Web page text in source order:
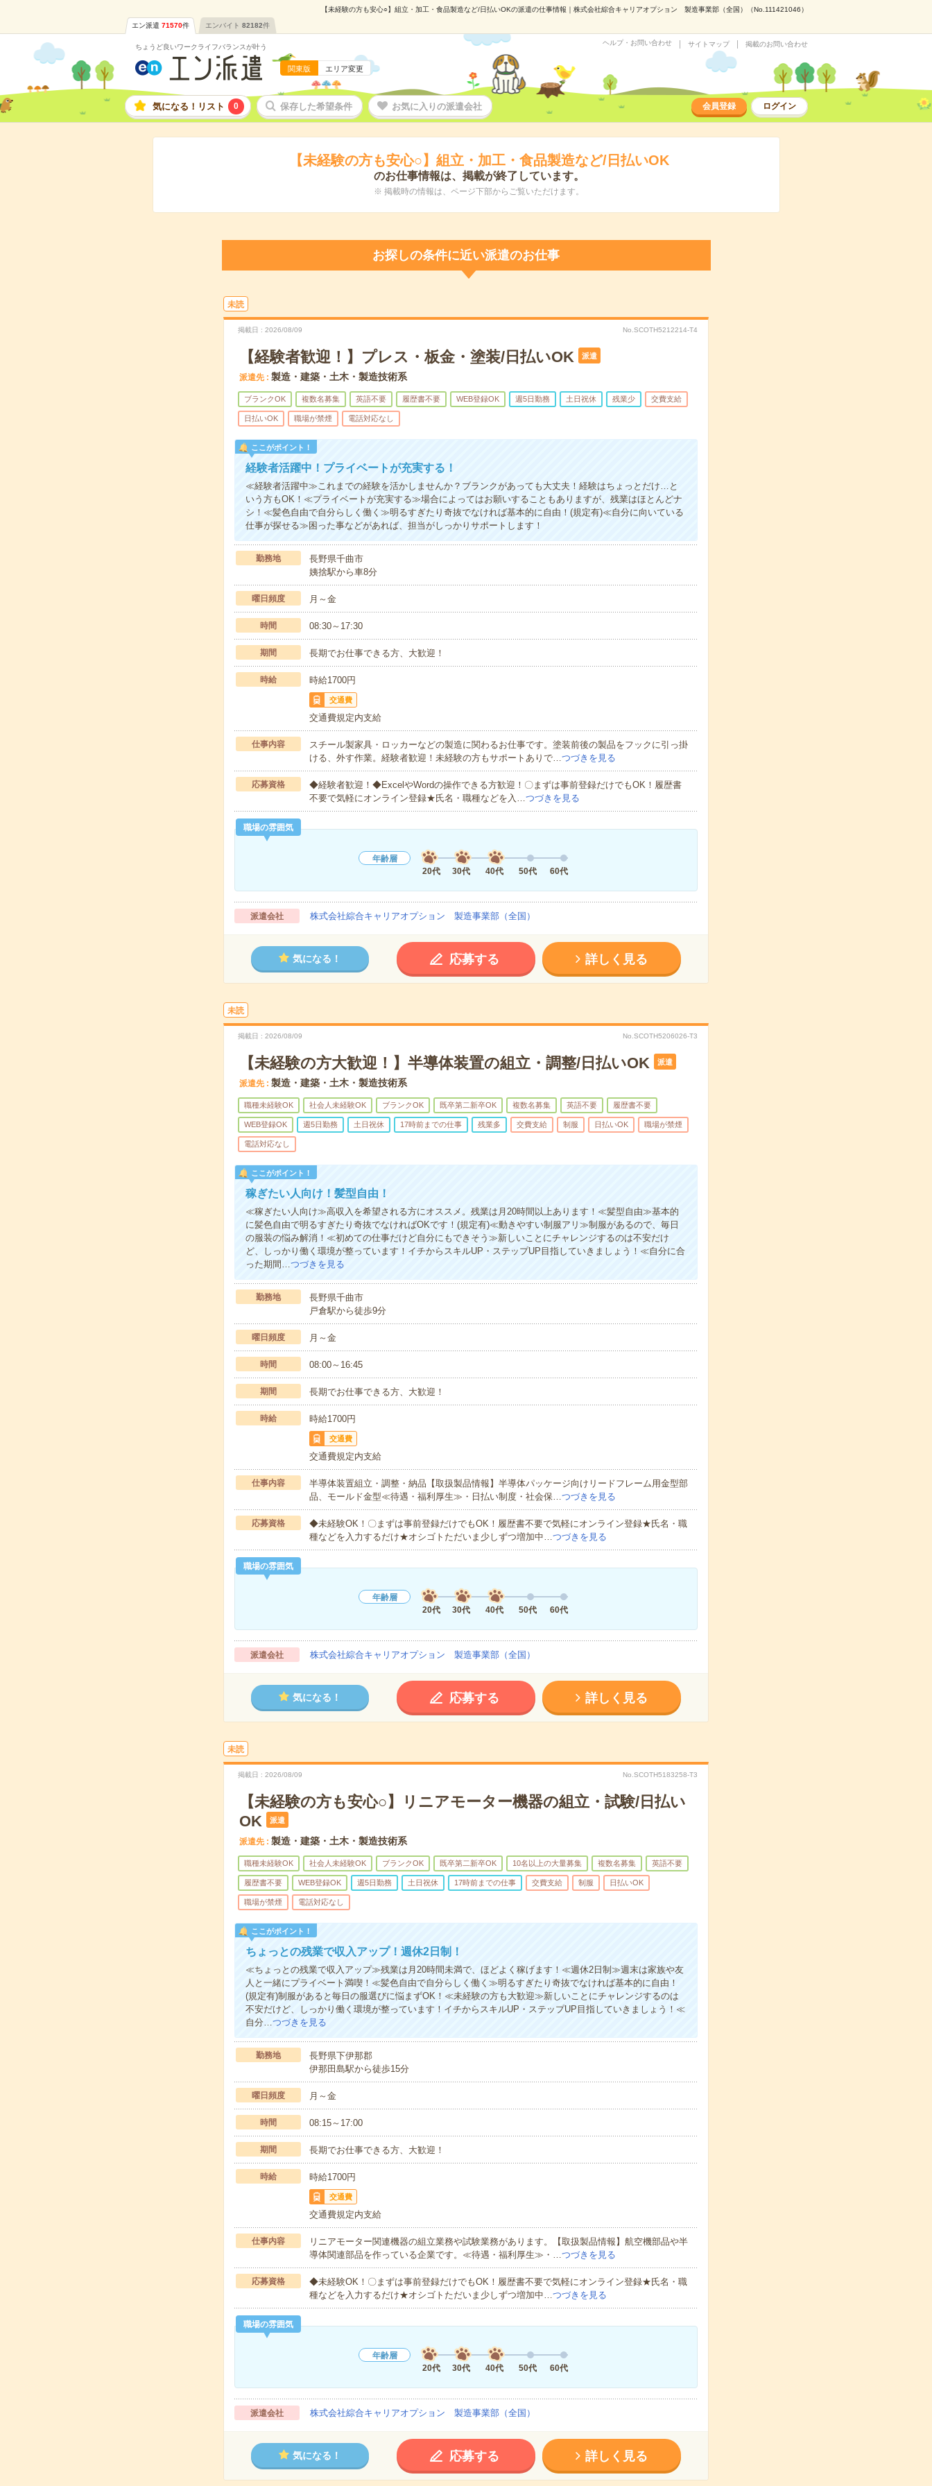
【未経験の方も安心○】組立・加工・食品製造など/日払いOKの派遣の仕事情報｜株式会社綜合キャリアオプション 製造事業部（全国）（No.111421046）
エン派遣 71570件 エンバイト 82182件
ちょうど良いワークライフバランスが叶う
関東版 エリア変更
ヘルプ・お問い合わせ サイトマップ 掲載のお問い合わせ
気になる！リスト 0 保存した希望条件 お気に入りの派遣会社 会員登録 ログイン
【未経験の方も安心○】組立・加工・食品製造など/日払いOK
のお仕事情報は、掲載が終了しています。
※ 掲載時の情報は、ページ下部からご覧いただけます。
お探しの条件に近い派遣のお仕事
未読
掲載日 2026/08/09 No.SCOTH5212214-T4
【経験者歓迎！】プレス・板金・塗装/日払いOK 派遣
派遣先 製造・建築・土木・製造技術系
ブランクOK 複数名募集 英語不要 履歴書不要 WEB登録OK 週5日勤務 土日祝休 残業少 交費支給
日払いOK 職場が禁煙 電話対応なし
ここがポイント！
経験者活躍中！プライベートが充実する！
≪経験者活躍中≫これまでの経験を活かしませんか？ブランクがあっても大丈夫！経験はちょっとだけ…と
いう方もOK！≪プライベートが充実する≫場合によってはお願いすることもありますが、残業はほとんどナ
シ！≪髪色自由で自分らしく働く≫明るすぎたり奇抜でなければ基本的に自由！(規定有)≪自分に向いている
仕事が探せる≫困った事などがあれば、担当がしっかりサポートします！
勤務地
長野県千曲市
姨捨駅から車8分
曜日頻度 月～金
時間 08:30～17:30
期間 長期でお仕事できる方、大歓迎！
時給 時給1700円
交通費
交通費規定内支給
仕事内容
スチール製家具・ロッカーなどの製造に関わるお仕事です。塗装前後の製品をフックに引っ掛
ける、外す作業。経験者歓迎！未経験の方もサポートありで…つづきを見る
応募資格
◆経験者歓迎！◆ExcelやWordの操作できる方歓迎！〇まずは事前登録だけでもOK！履歴書
不要で気軽にオンライン登録★氏名・職種などを入…つづきを見る
職場の雰囲気
年齢層
20代
30代 40代 50代 60代
派遣会社 株式会社綜合キャリアオプション 製造事業部（全国）
気になる！ 応募する 詳しく見る
未読
掲載日 2026/08/09 No.SCOTH5206026-T3
【未経験の方大歓迎！】半導体装置の組立・調整/日払いOK 派遣
派遣先 製造・建築・土木・製造技術系
職種未経験OK 社会人未経験OK ブランクOK 既卒第二新卒OK 複数名募集 英語不要 履歴書不要
WEB登録OK 週5日勤務 土日祝休 17時前までの仕事 残業多 交費支給 制服 日払いOK 職場が禁煙
電話対応なし
ここがポイント！
稼ぎたい人向け！髪型自由！
≪稼ぎたい人向け≫高収入を希望される方にオススメ。残業は月20時間以上あります！≪髪型自由≫基本的
に髪色自由で明るすぎたり奇抜でなければOKです！(規定有)≪動きやすい制服アリ≫制服があるので、毎日
の服装の悩み解消！≪初めての仕事だけど自分にもできそう≫新しいことにチャレンジするのは不安だけ
ど、しっかり働く環境が整っています！イチからスキルUP・ステップUP目指していきましょう！≪自分に合
った期間…つづきを見る
勤務地
長野県千曲市
戸倉駅から徒歩9分
曜日頻度 月～金
時間 08:00～16:45
期間 長期でお仕事できる方、大歓迎！
時給 時給1700円
交通費
交通費規定内支給
仕事内容
半導体装置組立・調整・納品【取扱製品情報】半導体パッケージ向けリードフレーム用金型部
品、モールド金型≪待遇・福利厚生≫・日払い制度・社会保…つづきを見る
応募資格
◆未経験OK！〇まずは事前登録だけでもOK！履歴書不要で気軽にオンライン登録★氏名・職
種などを入力するだけ★オシゴトただいま少しずつ増加中…つづきを見る
職場の雰囲気
年齢層
20代
30代 40代 50代 60代
派遣会社 株式会社綜合キャリアオプション 製造事業部（全国）
気になる！ 応募する 詳しく見る
未読
掲載日 2026/08/09 No.SCOTH5183258-T3
【未経験の方も安心○】リニアモーター機器の組立・試験/日払い
OK
派遣
派遣先 製造・建築・土木・製造技術系
職種未経験OK 社会人未経験OK ブランクOK 既卒第二新卒OK 10名以上の大量募集 複数名募集 英語不要
履歴書不要 WEB登録OK 週5日勤務 土日祝休 17時前までの仕事 交費支給 制服 日払いOK
職場が禁煙 電話対応なし
ここがポイント！
ちょっとの残業で収入アップ！週休2日制！
≪ちょっとの残業で収入アップ≫残業は月20時間未満で、ほどよく稼げます！≪週休2日制≫週末は家族や友
人と一緒にプライベート満喫！≪髪色自由で自分らしく働く≫明るすぎたり奇抜でなければ基本的に自由！
(規定有)制服があると毎日の服選びに悩まずOK！≪未経験の方も大歓迎≫新しいことにチャレンジするのは
不安だけど、しっかり働く環境が整っています！イチからスキルUP・ステップUP目指していきましょう！≪
自分…つづきを見る
勤務地
長野県下伊那郡
伊那田島駅から徒歩15分
曜日頻度 月～金
時間 08:15～17:00
期間 長期でお仕事できる方、大歓迎！
時給 時給1700円
交通費
交通費規定内支給
仕事内容
リニアモーター関連機器の組立業務や試験業務があります。【取扱製品情報】航空機部品や半
導体関連部品を作っている企業です。≪待遇・福利厚生≫・…つづきを見る
応募資格
◆未経験OK！〇まずは事前登録だけでもOK！履歴書不要で気軽にオンライン登録★氏名・職
種などを入力するだけ★オシゴトただいま少しずつ増加中…つづきを見る
職場の雰囲気
年齢層
20代
30代 40代 50代 60代
派遣会社 株式会社綜合キャリアオプション 製造事業部（全国）
気になる！ 応募する 詳しく見る